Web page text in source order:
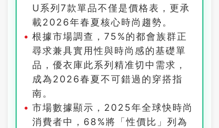
U系列7款單品不僅是價格表，更承
載2026年春夏核心時尚趨勢。
根據市場調查，75%的都會族群正
尋求兼具實用性與時尚感的基礎單
品，優衣庫此系列精准切中需求，
成為2026春夏不可錯過的穿搭指
南。
市場數據顯示，2025年全球快時尚
消費者中，68%將「性價比」列為